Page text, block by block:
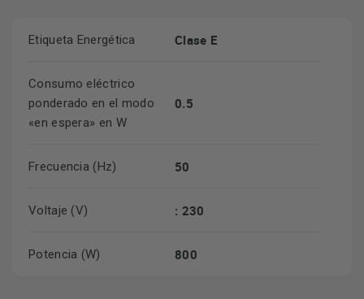
Etiqueta Energética Clase E
Consumo eléctrico
ponderado en el modo
«en espera» en W
0.5
Frecuencia (Hz) 50
Voltaje (V) : 230
Potencia (W) 800